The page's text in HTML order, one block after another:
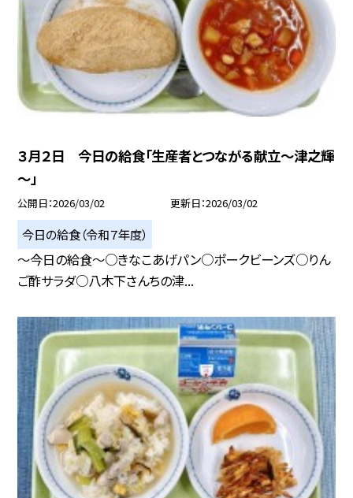
３月２日 今日の給食「生産者とつながる献立～津之輝
～」
公開日 2026/03/02 更新日 2026/03/02
今日の給食（令和７年度）
～今日の給食～○きなこあげパン○ポークビーンズ○りん
ご酢サラダ○八木下さんちの津...